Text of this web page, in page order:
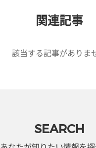
関連記事
該当する記事がありま
SEARCH